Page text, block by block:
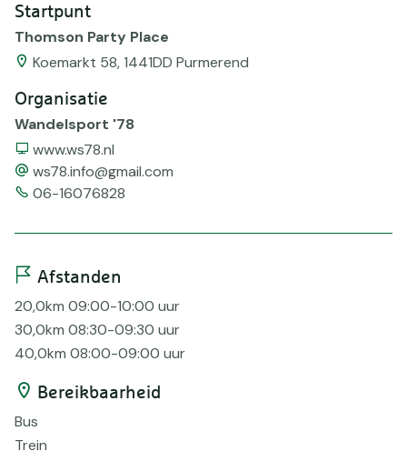
Startpunt
Thomson Party Place
Koemarkt 58, 1441DD Purmerend
Organisatie
Wandelsport '78
Website
www.ws78.nl
emailws78.info@gmail.com
Telefoonnummer
06-16076828
Afstanden
20,0km 09:00-10:00 uur
30,0km 08:30-09:30 uur
40,0km 08:00-09:00 uur
Bereikbaarheid
Bus
Trein